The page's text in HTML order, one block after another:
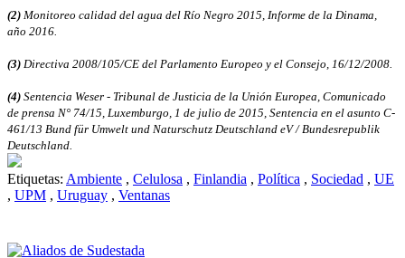
(2) Monitoreo calidad del agua del Río Negro 2015, Informe de la Dinama,
año 2016.
(3) Directiva 2008/105/CE del Parlamento Europeo y el Consejo, 16/12/2008.
(4) Sentencia Weser - Tribunal de Justicia de la Unión Europea, Comunicado
de prensa N° 74/15, Luxemburgo, 1 de julio de 2015, Sentencia en el asunto C-
461/13 Bund für Umwelt und Naturschutz Deutschland eV / Bundesrepublik
Deutschland.
Etiquetas: Ambiente , Celulosa , Finlandia , Política , Sociedad , UE
, UPM , Uruguay , Ventanas